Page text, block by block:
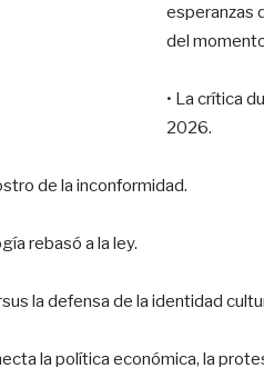
esperanzas
del
• La crítica
2026.
de la inconformidad.
rebasó a la ley.
la defensa de la identidad
la política económica, la